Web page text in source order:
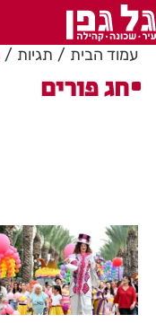
עמוד הבית תגיות
חג פורים